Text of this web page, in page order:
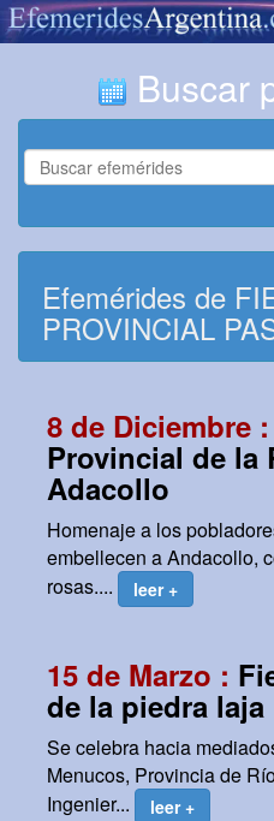
Buscar
Efemérides de
PROVINCIAL
8 de Diciembre :
Provincial de la
Adacollo
Homenaje a los
embellecen a Andacollo,
rosas....
leer +
15 de Marzo :
de la piedra laja
Se celebra hacia
Menucos, Provincia de
Ingenier...
leer +